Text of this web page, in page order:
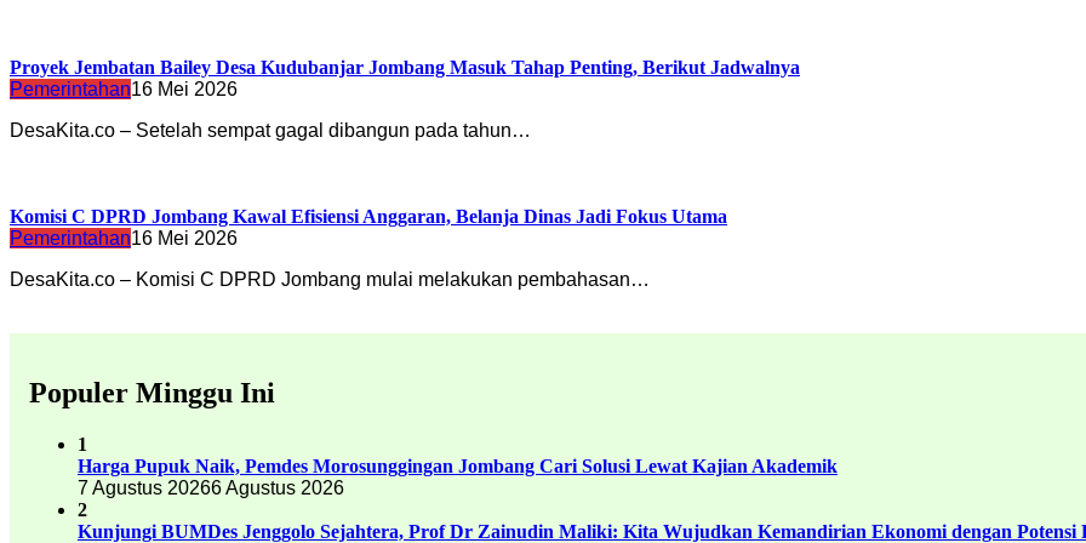
Proyek Jembatan Bailey Desa Kudubanjar Jombang Masuk Tahap Penting, Berikut Jadwalnya
Pemerintahan16 Mei 2026
DesaKita.co – Setelah sempat gagal dibangun pada tahun…
Komisi C DPRD Jombang Kawal Efisiensi Anggaran, Belanja Dinas Jadi Fokus Utama
Pemerintahan16 Mei 2026
DesaKita.co – Komisi C DPRD Jombang mulai melakukan pembahasan…
Populer Minggu Ini
1
Harga Pupuk Naik, Pemdes Morosunggingan Jombang Cari Solusi Lewat Kajian Akademik
7 Agustus 20266 Agustus 2026
2
Kunjungi BUMDes Jenggolo Sejahtera, Prof Dr Zainudin Maliki: Kita Wujudkan Kemandirian Ekonomi dengan Potensi